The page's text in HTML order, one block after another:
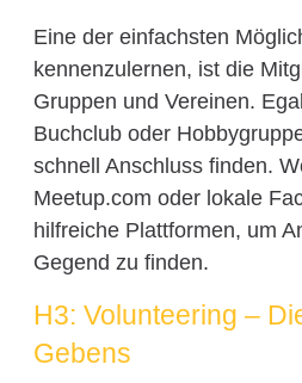
Eine der einfachsten
kennenzulernen, ist die
Gruppen und Vereinen.
Buchclub oder
schnell Anschluss finden.
Meetup.com oder lokale
hilfreiche Plattformen, um
Gegend zu finden.
H3: Volunteering –
Gebens